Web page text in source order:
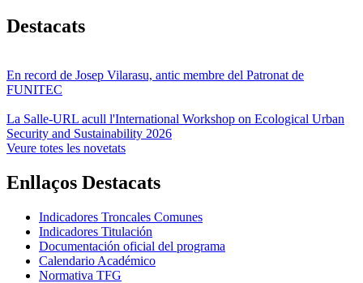
Destacats
En record de Josep Vilarasu, antic membre del Patronat de
FUNITEC
La Salle-URL acull l'International Workshop on Ecological Urban
Security and Sustainability 2026
Veure totes les novetats
Enllaços Destacats
Indicadores Troncales Comunes
Indicadores Titulación
Documentación oficial del programa
Calendario Académico
Normativa TFG